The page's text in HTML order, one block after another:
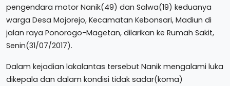
pengendara motor Nanik(49) dan Salwa(19) keduanya
warga Desa Mojorejo, Kecamatan Kebonsari, Madiun di
jalan raya Ponorogo-Magetan, dilarikan ke Rumah Sakit,
Senin(31/07/2017).
Dalam kejadian lakalantas tersebut Nanik mengalami luka
dikepala dan dalam kondisi tidak sadar(koma)